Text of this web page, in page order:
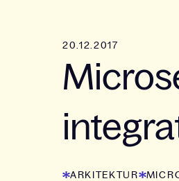
20.12.2017
ARKITEKTUR